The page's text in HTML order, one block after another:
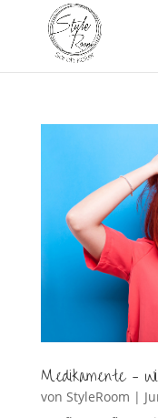
Medikamente –
von StyleRoom |